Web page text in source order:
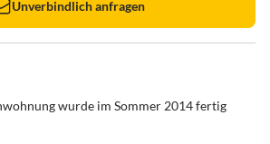
Unverbindlich anfragen
wurde im Sommer 2014 fertig